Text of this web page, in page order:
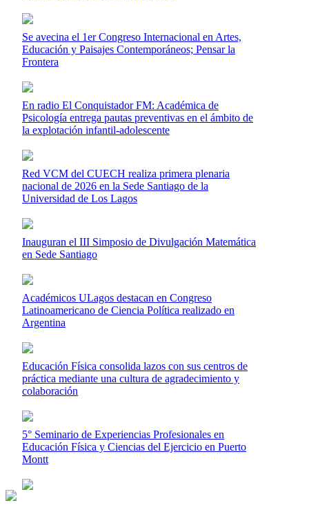
Se avecina el 1er Congreso Internacional en Artes,
Educación y Paisajes Contemporáneos; Pensar la
Frontera
En radio El Conquistador FM: Académica de
Psicología entrega pautas preventivas en el ámbito de
la explotación infantil-adolescente
Red VCM del CUECH realiza primera plenaria
nacional de 2026 en la Sede Santiago de la
Universidad de Los Lagos
Inauguran el III Simposio de Divulgación Matemática
en Sede Santiago
Académicos ULagos destacan en Congreso
Latinoamericano de Ciencia Política realizado en
Argentina
Educación Física consolida lazos con sus centros de
práctica mediante una cultura de agradecimiento y
colaboración
5° Seminario de Experiencias Profesionales en
Educación Física y Ciencias del Ejercicio en Puerto
Montt